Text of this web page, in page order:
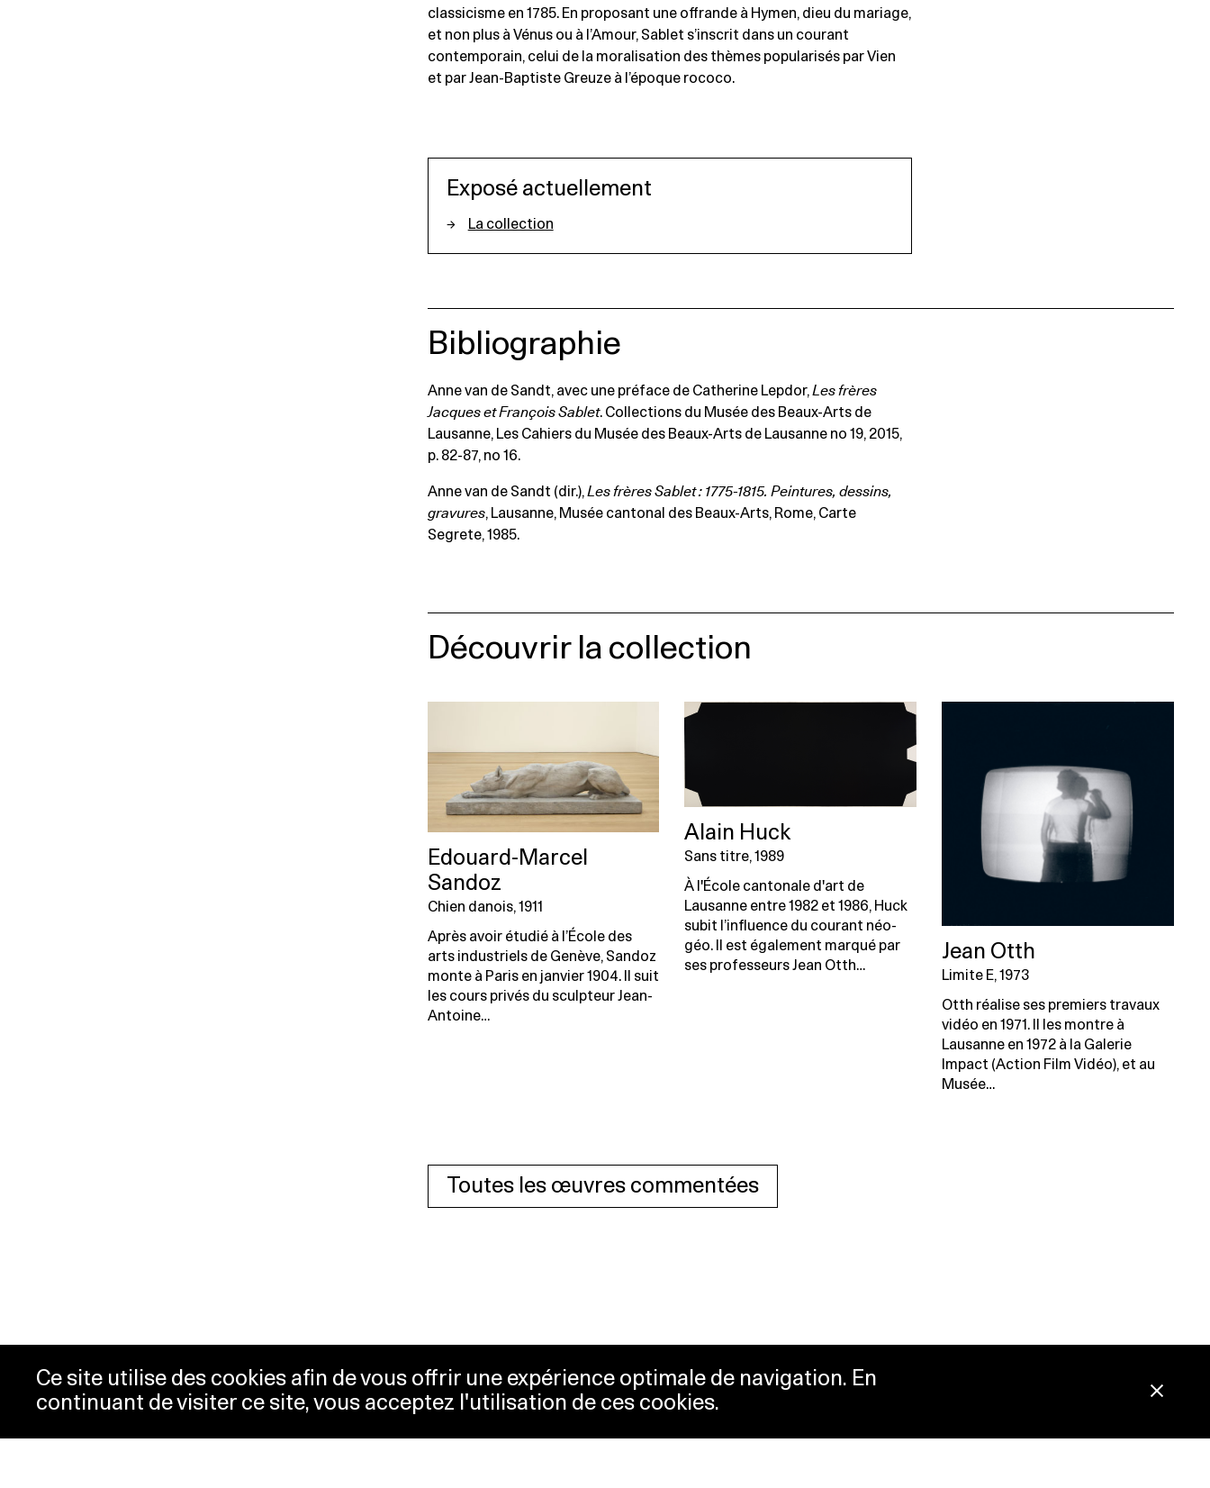
Ce site utilise des cookies afin de vous offrir une expérience optimale de navigation. En
continuant de visiter ce site, vous acceptez l'utilisation de ces cookies.
classicisme en 1785. En proposant une offrande à Hymen, dieu du mariage,
et non plus à Vénus ou à l’Amour, Sablet s’inscrit dans un courant
contemporain, celui de la moralisation des thèmes popularisés par Vien
et par Jean-Baptiste Greuze à l’époque rococo.
Exposé actuellement
La collection
Bibliographie
Anne van de Sandt, avec une préface de Catherine Lepdor,Les frères
Jacques et François Sablet. Collections du Musée des Beaux-Arts de
Lausanne, Les Cahiers du Musée des Beaux-Arts de Lausanne no 19, 2015,
p. 82-87, no 16.
Anne van de Sandt (dir.),Les frères Sablet : 1775-1815. Peintures, dessins,
gravures, Lausanne, Musée cantonal des Beaux-Arts, Rome, Carte
Segrete, 1985.
Découvrir la collection
Edouard-Marcel
Sandoz
Chien danois, 1911
Après avoir étudié à l’École des
arts industriels de Genève, Sandoz
monte à Paris en janvier 1904. Il suit
les cours privés du sculpteur Jean-
Antoine…
Alain Huck
Sans titre, 1989
À l'École cantonale d'art de
Lausanne entre 1982 et 1986, Huck
subit l’influence du courant néo-
géo. Il est également marqué par
ses professeurs Jean Otth…
Jean Otth
Limite E, 1973
Otth réalise ses premiers travaux
vidéo en 1971. Il les montre à
Lausanne en 1972 à la Galerie
Impact (Action Film Vidéo), et au
Musée…
Toutes les œuvres commentées